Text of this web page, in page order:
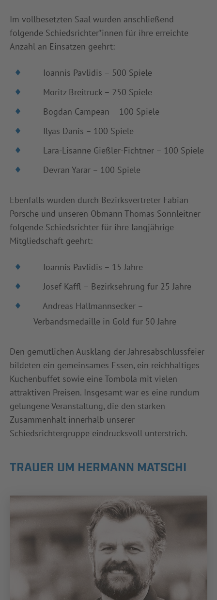
Im vollbesetzten Saal wurden anschließend
folgende Schiedsrichter*innen für ihre erreichte
Anzahl an Einsätzen geehrt:
Ioannis Pavlidis – 500 Spiele
Moritz Breitruck – 250 Spiele
Bogdan Campean – 100 Spiele
Ilyas Danis – 100 Spiele
Lara-Lisanne Gießler-Fichtner – 100 Spiele
Devran Yarar – 100 Spiele
Ebenfalls wurden durch Bezirksvertreter Fabian
Porsche und unseren Obmann Thomas Sonnleitner
folgende Schiedsrichter für ihre langjährige
Mitgliedschaft geehrt:
Ioannis Pavlidis – 15 Jahre
Josef Kaffl – Bezirksehrung für 25 Jahre
Andreas Hallmannsecker –
Verbandsmedaille in Gold für 50 Jahre
Den gemütlichen Ausklang der Jahresabschlussfeier
bildeten ein gemeinsames Essen, ein reichhaltiges
Kuchenbuffet sowie eine Tombola mit vielen
attraktiven Preisen. Insgesamt war es eine rundum
gelungene Veranstaltung, die den starken
Zusammenhalt innerhalb unserer
Schiedsrichtergruppe eindrucksvoll unterstrich.
TRAUER UM HERMANN MATSCHI